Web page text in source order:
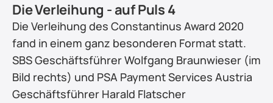
Die Verleihung - auf Puls 4
Die Verleihung des Constantinus Award 2020
fand in einem ganz besonderen Format statt.
SBS Geschäftsführer Wolfgang Braunwieser (im
Bild rechts) und PSA Payment Services Austria
Geschäftsführer Harald Flatscher